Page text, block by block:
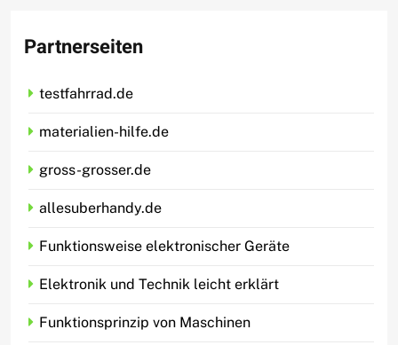
Partnerseiten
testfahrrad.de
materialien-hilfe.de
gross-grosser.de
allesuberhandy.de
Funktionsweise elektronischer Geräte
Elektronik und Technik leicht erklärt
Funktionsprinzip von Maschinen